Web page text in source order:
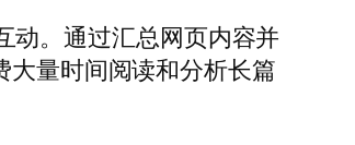
动。通过汇总网页内容并
大量时间阅读和分析长篇